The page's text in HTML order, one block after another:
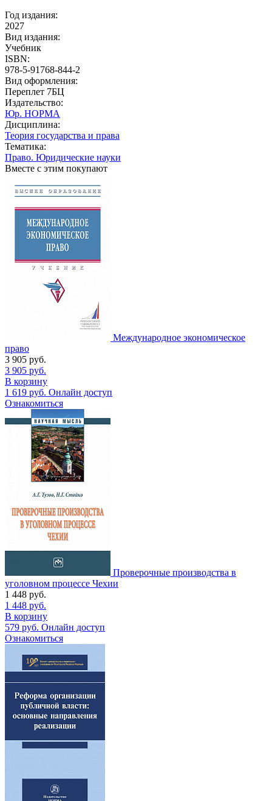
Год издания:
2027
Вид издания:
Учебник
ISBN:
978-5-91768-844-2
Вид оформления:
Переплет 7БЦ
Издательство:
Юр. НОРМА
Дисциплина:
Теория государства и права
Тематика:
Право. Юридические науки
Вместе с этим покупают
Международное экономическое
право
3 905 руб.
3 905 руб.
В корзину
1 619 руб. Онлайн доступ
Ознакомиться
Проверочные производства в
уголовном процессе Чехии
1 448 руб.
1 448 руб.
В корзину
579 руб. Онлайн доступ
Ознакомиться